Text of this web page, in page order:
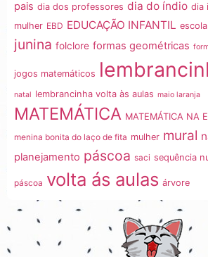
pais dia dos professores dia do índio dia
mulher EBD EDUCAÇÃO INFANTIL
junina folclore formas geométricas
jogos matemáticos
natal lembrancinha volta às aulas maio laranja
MATEMÁTICA MATEMÁTICA NA
menina bonita do laço de fita mulher mural
planejamento páscoa saci sequência
páscoa volta ás aulas árvore